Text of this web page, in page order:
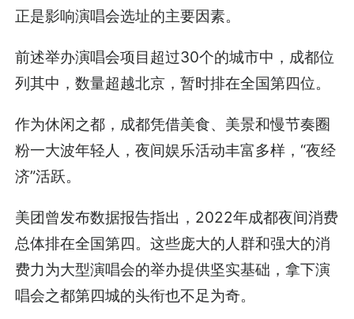
正是影响演唱会选址的主要因素。
前述举办演唱会项目超过30个的城市中，成都位
列其中，数量超越北京，暂时排在全国第四位。
作为休闲之都，成都凭借美食、美景和慢节奏圈
粉一大波年轻人，夜间娱乐活动丰富多样，“夜经
济”活跃。
美团曾发布数据报告指出，2022年成都夜间消费
总体排在全国第四。这些庞大的人群和强大的消
费力为大型演唱会的举办提供坚实基础，拿下演
唱会之都第四城的头衔也不足为奇。